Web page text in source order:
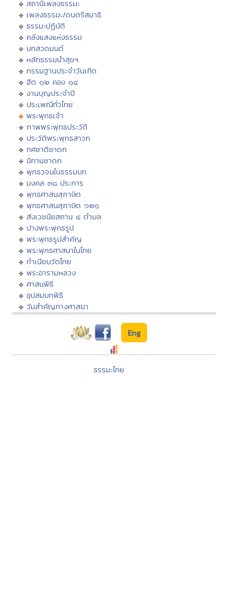
สถานีเพลงธรรมะ
เพลงธรรมะ/ดนตรีสมาธิ
ธรรมะปฏิบัติ
คลังแสงแห่งธรรม
บทสวดมนต์
หลักธรรมนำสุขฯ
กรรมฐานประจำวันเกิด
ฮีต ๑๒ คอง ๑๔
งานบุญประจำปี
ประเพณีทั่วไทย
พระพุทธเจ้า
ภาพพระพุทธประวัติ
ประวัติพระพุทธสาวก
ทศชาติชาดก
นิทานชาดก
พุทธวจนในธรรมบท
มงคล ๓๘ ประการ
พุทธศาสนสุภาษิต
พุทธศาสนสุภาษิต ๖๒๑
สังเวชนียสถาน ๔ ตำบล
ปางพระพุทธรูป
พระพุทธรูปสำคัญ
พระพุทธศาสนาในไทย
ทำเนียบวัดไทย
พระอารามหลวง
ศาสนพิธี
อุปสมบทพิธี
วันสำคัญทางศาสนา
Eng
ธรรมะไทย